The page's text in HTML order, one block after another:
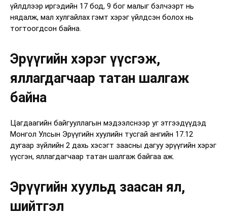
үйлдлээр иргэдийн 17 бод, 9 бог малыг бэлчээрт нь
нядалж, мал хулгайлах гэмт хэрэг үйлдсэн болох нь
тогтоогдсон байна.
Эрүүгийн хэрэг үүсгэж,
яллагдагчаар татан шалгаж
байна
Цагдаагийн байгууллагын мэдээлснээр уг этгээдүүдэд
Монгол Улсын Эрүүгийн хуулийн тусгай ангийн 17.12
дугаар зүйлийн 2 дахь хэсэгт заасны дагуу эрүүгийн хэрэг
үүсгэн, яллагдагчаар татан шалгаж байгаа аж.
Эрүүгийн хуульд заасан ял,
шийтгэл